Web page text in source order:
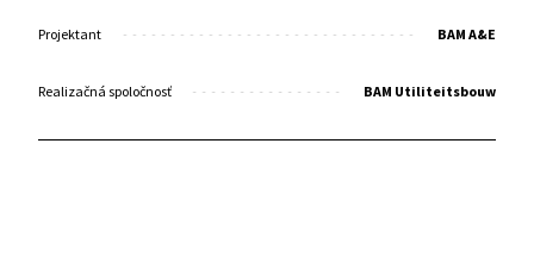
Projektant BAM A&E
Realizačná spoločnosť BAM Utiliteitsbouw